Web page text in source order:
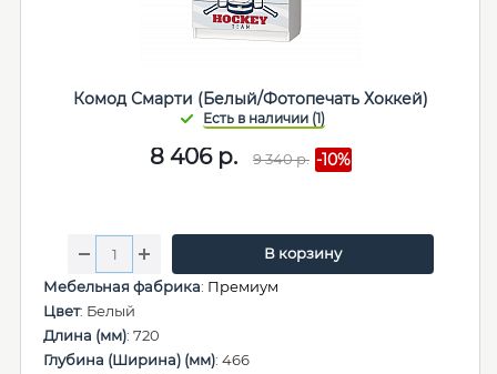
Комод Смарти (Белый/Фотопечать Хоккей)
8 406р. 9 340р. -10%
В корзину
Мебельная фабрика: Премиум
Цвет: Белый
Длина (мм): 720
Глубина (Ширина) (мм): 466